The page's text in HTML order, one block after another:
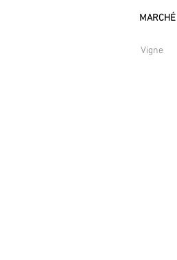
MARCHÉ
Vigne